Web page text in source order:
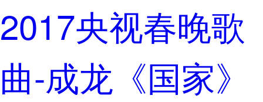
2017央视春晚歌
曲-成龙《国家》